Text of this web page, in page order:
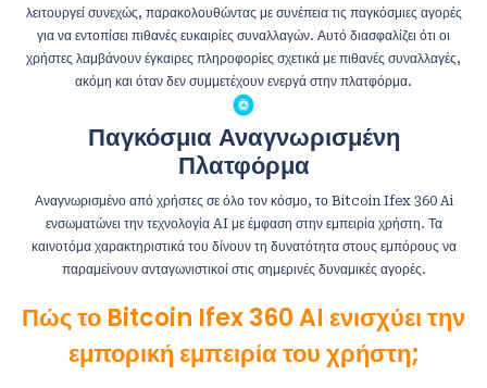
λειτουργεί συνεχώς, παρακολουθώντας με συνέπεια τις παγκόσμιες αγορές
για να εντοπίσει πιθανές ευκαιρίες συναλλαγών. Αυτό διασφαλίζει ότι οι
χρήστες λαμβάνουν έγκαιρες πληροφορίες σχετικά με πιθανές συναλλαγές,
ακόμη και όταν δεν συμμετέχουν ενεργά στην πλατφόρμα.
Παγκόσμια Αναγνωρισμένη
Πλατφόρμα
Αναγνωρισμένο από χρήστες σε όλο τον κόσμο, το Bitcoin Ifex 360 Ai
ενσωματώνει την τεχνολογία AI με έμφαση στην εμπειρία χρήστη. Τα
καινοτόμα χαρακτηριστικά του δίνουν τη δυνατότητα στους εμπόρους να
παραμείνουν ανταγωνιστικοί στις σημερινές δυναμικές αγορές.
Πώς το Bitcoin Ifex 360 AI ενισχύει την
εμπορική εμπειρία του χρήστη;